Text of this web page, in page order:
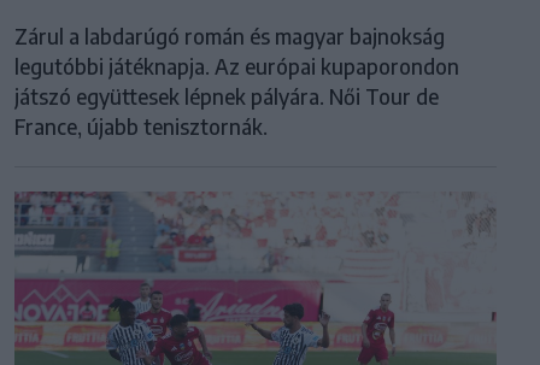
Zárul a labdarúgó román és magyar bajnokság
legutóbbi játéknapja. Az európai kupaporondon
játszó együttesek lépnek pályára. Női Tour de
France, újabb tenisztornák.